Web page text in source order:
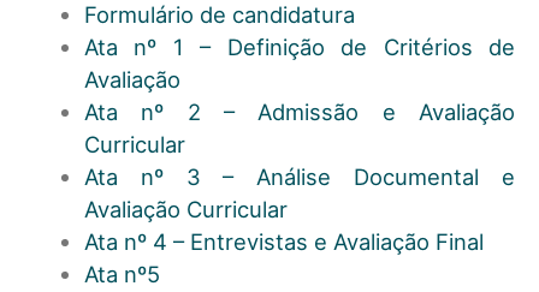
Formulário de candidatura
Ata nº 1 – Definição de Critérios de
Avaliação
Ata nº 2 – Admissão e Avaliação
Curricular
Ata nº 3 – Análise Documental e
Avaliação Curricular
Ata nº 4 – Entrevistas e Avaliação Final
Ata nº5